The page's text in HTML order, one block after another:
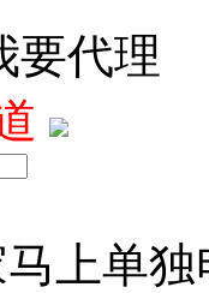
要代理
上单